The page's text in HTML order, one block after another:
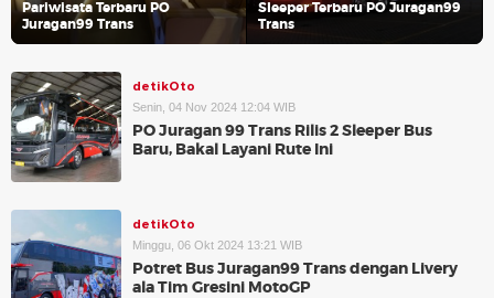
Pariwisata Terbaru PO
Juragan99 Trans
Sleeper Terbaru PO Juragan99
Trans
detikOto
Senin, 04 Nov 2024 12:04 WIB
PO Juragan 99 Trans Rilis 2 Sleeper Bus
Baru, Bakal Layani Rute Ini
detikOto
Minggu, 06 Okt 2024 13:21 WIB
Potret Bus Juragan99 Trans dengan Livery
ala Tim Gresini MotoGP